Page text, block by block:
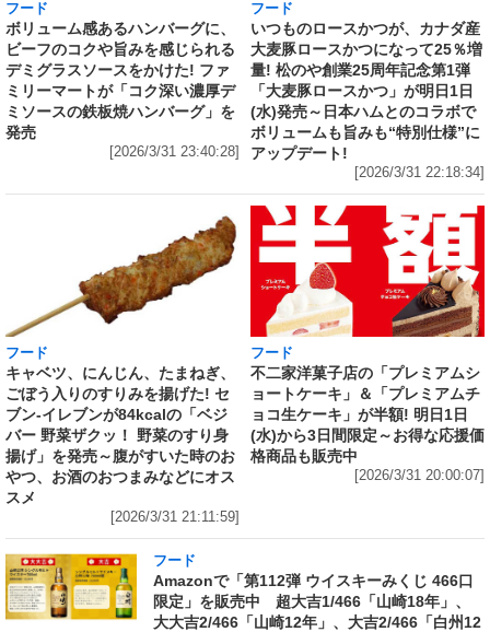
フード
ボリューム感あるハンバーグに、
ビーフのコクや旨みを感じられる
デミグラスソースをかけた! ファ
ミリーマートが「コク深い濃厚デ
ミソースの鉄板焼ハンバーグ」を
発売
[2026/3/31 23:40:28]
フード
いつものロースかつが、カナダ産
大麦豚ロースかつになって25％増
量! 松のや創業25周年記念第1弾
「大麦豚ロースかつ」が明日1日
(水)発売～日本ハムとのコラボで
ボリュームも旨みも“特別仕様”に
アップデート!
[2026/3/31 22:18:34]
フード
キャベツ、にんじん、たまねぎ、
ごぼう入りのすりみを揚げた! セ
ブン‐イレブンが84kcalの「ベジ
バー 野菜ザクッ！ 野菜のすり身
揚げ」を発売～腹がすいた時のお
やつ、お酒のおつまみなどにオス
スメ
[2026/3/31 21:11:59]
フード
不二家洋菓子店の「プレミアムシ
ョートケーキ」＆「プレミアムチ
ョコ生ケーキ」が半額! 明日1日
(水)から3日間限定～お得な応援価
格商品も販売中
[2026/3/31 20:00:07]
フード
Amazonで「第112弾 ウイスキーみくじ 466口
限定」を販売中 超大吉1/466「山崎18年」、
大大吉2/466「山崎12年」、大吉2/466「白州12